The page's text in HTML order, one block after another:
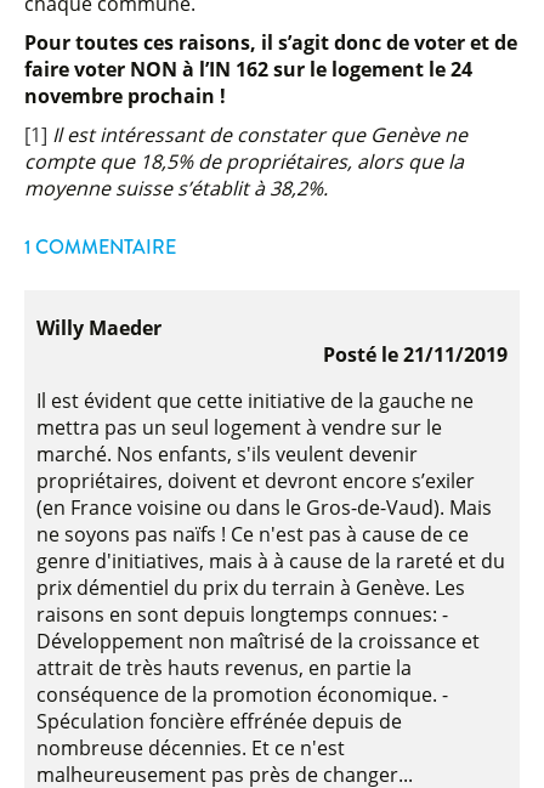
Pour toutes ces raisons, il s’agit donc de voter et de
faire voter NON à l’IN 162 sur le logement le 24
novembre prochain !
[1] Il est intéressant de constater que Genève ne
compte que 18,5% de propriétaires, alors que la
moyenne suisse s’établit à 38,2%.
1 COMMENTAIRE
Willy Maeder
Posté le 21/11/2019
Il est évident que cette initiative de la gauche ne
mettra pas un seul logement à vendre sur le
marché. Nos enfants, s'ils veulent devenir
propriétaires, doivent et devront encore s’exiler
(en France voisine ou dans le Gros-de-Vaud). Mais
ne soyons pas naïfs ! Ce n'est pas à cause de ce
genre d'initiatives, mais à à cause de la rareté et du
prix démentiel du prix du terrain à Genève. Les
raisons en sont depuis longtemps connues: -
Développement non maîtrisé de la croissance et
attrait de très hauts revenus, en partie la
conséquence de la promotion économique. -
Spéculation foncière effrénée depuis de
nombreuse décennies. Et ce n'est
malheureusement pas près de changer...